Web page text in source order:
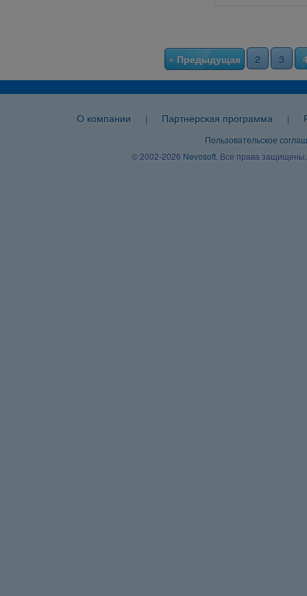
« Предыдущая 2 3
О компании | Партнерская программа |
Пользовательское
© 2002-2026 Nevosoft . Все права защищены